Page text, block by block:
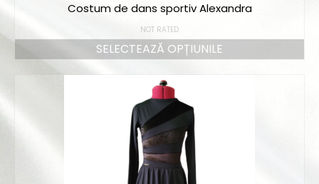
Colecția Fitness
Colecția Geo
Colecția Dancers
Colecția Summer
Cum comand?
Costum de dans sportiv Alexandra
NOT RATED
SELECTEAZĂ OPȚIUNILE